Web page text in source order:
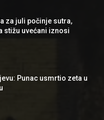
za juli počinje sutra,
stižu uvećani iznosi
Punac usmrtio zeta u